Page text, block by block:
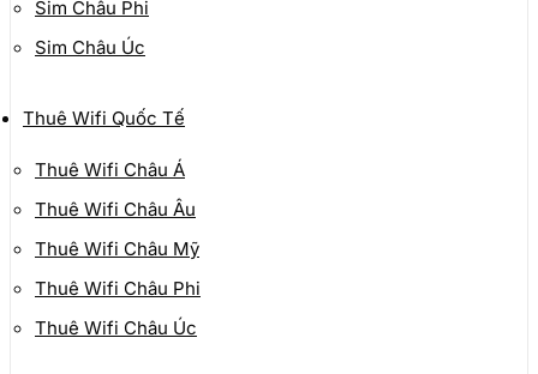
Sim Châu Phi
Sim Châu Úc
Thuê Wifi Quốc Tế
Thuê Wifi Châu Á
Thuê Wifi Châu Âu
Thuê Wifi Châu Mỹ
Thuê Wifi Châu Phi
Thuê Wifi Châu Úc